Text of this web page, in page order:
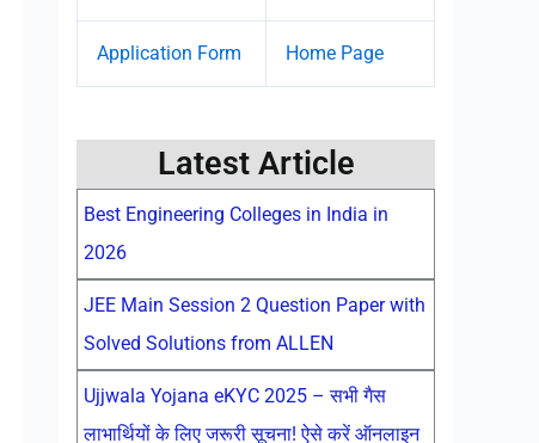
Application Form Home Page
Latest Article
Best Engineering Colleges in India in
2026
JEE Main Session 2 Question Paper with
Solved Solutions from ALLEN
Ujjwala Yojana eKYC 2025 – सभी गैस
लाभार्थियों के लिए जरूरी सूचना! ऐसे करें ऑनलाइन